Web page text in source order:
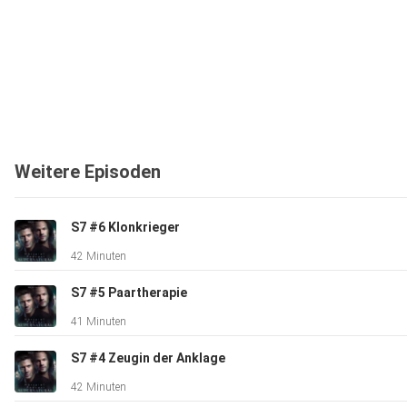
Weitere Episoden
S7 #6 Klonkrieger
42 Minuten
S7 #5 Paartherapie
41 Minuten
S7 #4 Zeugin der Anklage
42 Minuten